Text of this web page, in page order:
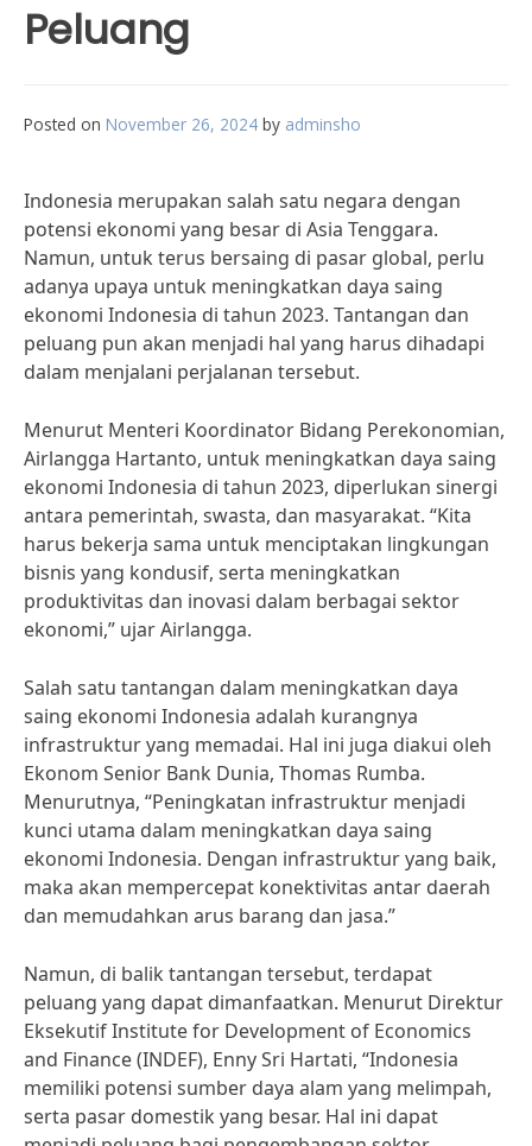
Peluang
Posted on November 26, 2024 by adminsho
Indonesia merupakan salah satu negara dengan
potensi ekonomi yang besar di Asia Tenggara.
Namun, untuk terus bersaing di pasar global, perlu
adanya upaya untuk meningkatkan daya saing
ekonomi Indonesia di tahun 2023. Tantangan dan
peluang pun akan menjadi hal yang harus dihadapi
dalam menjalani perjalanan tersebut.
Menurut Menteri Koordinator Bidang Perekonomian,
Airlangga Hartanto, untuk meningkatkan daya saing
ekonomi Indonesia di tahun 2023, diperlukan sinergi
antara pemerintah, swasta, dan masyarakat. “Kita
harus bekerja sama untuk menciptakan lingkungan
bisnis yang kondusif, serta meningkatkan
produktivitas dan inovasi dalam berbagai sektor
ekonomi,” ujar Airlangga.
Salah satu tantangan dalam meningkatkan daya
saing ekonomi Indonesia adalah kurangnya
infrastruktur yang memadai. Hal ini juga diakui oleh
Ekonom Senior Bank Dunia, Thomas Rumba.
Menurutnya, “Peningkatan infrastruktur menjadi
kunci utama dalam meningkatkan daya saing
ekonomi Indonesia. Dengan infrastruktur yang baik,
maka akan mempercepat konektivitas antar daerah
dan memudahkan arus barang dan jasa.”
Namun, di balik tantangan tersebut, terdapat
peluang yang dapat dimanfaatkan. Menurut Direktur
Eksekutif Institute for Development of Economics
and Finance (INDEF), Enny Sri Hartati, “Indonesia
memiliki potensi sumber daya alam yang melimpah,
serta pasar domestik yang besar. Hal ini dapat